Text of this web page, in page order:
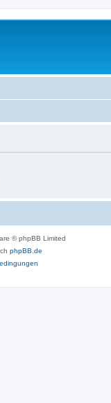
© phpBB Limited
phpBB.de